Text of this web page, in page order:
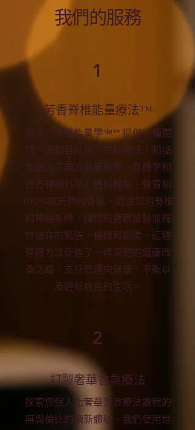
我們的服務
1
芳香脊椎能量療法™
芳香 **脊椎能量學™** 提供一種獨
特、溫和且非侵入性的療法，和諧
地融合了東方能量醫學、身體學和
西方神經科學。通過輕觸、聲音和
100%純天然的香氣，激活您的脊椎
和神經系統，讓您的身體放鬆並釋
放儲存的緊張、情緒和創傷。這種
整體方法促進了一條深刻的健康改
善之路，支持您邁向健康、平衡以
及輕鬆自由的生活。
2
訂製奢華香氛療法
探索您個人化奢華芳香療法課程的
無與倫比的煥新體驗，我們使用世